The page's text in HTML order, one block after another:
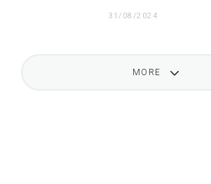
31/08/2024
MORE